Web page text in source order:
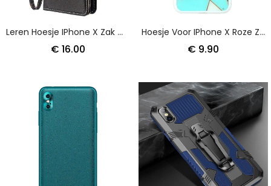
Leren Hoesje IPhone X Zak Met Ritssluiting
€ 16.00
Hoesje Voor IPhone X Roze Zwart Ontwerp Van Siliconen En Epoxy-Marmer
€ 9.90